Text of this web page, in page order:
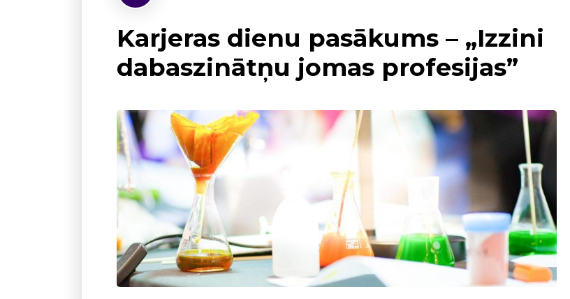
Karjeras dienu pasākums – „Izzini
dabaszinātņu jomas profesijas”